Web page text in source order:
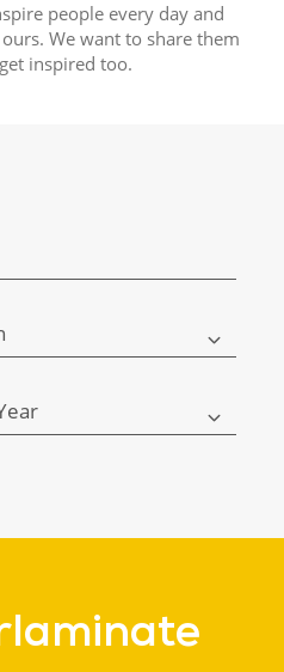
people every day and
We want to share them
inspired too.